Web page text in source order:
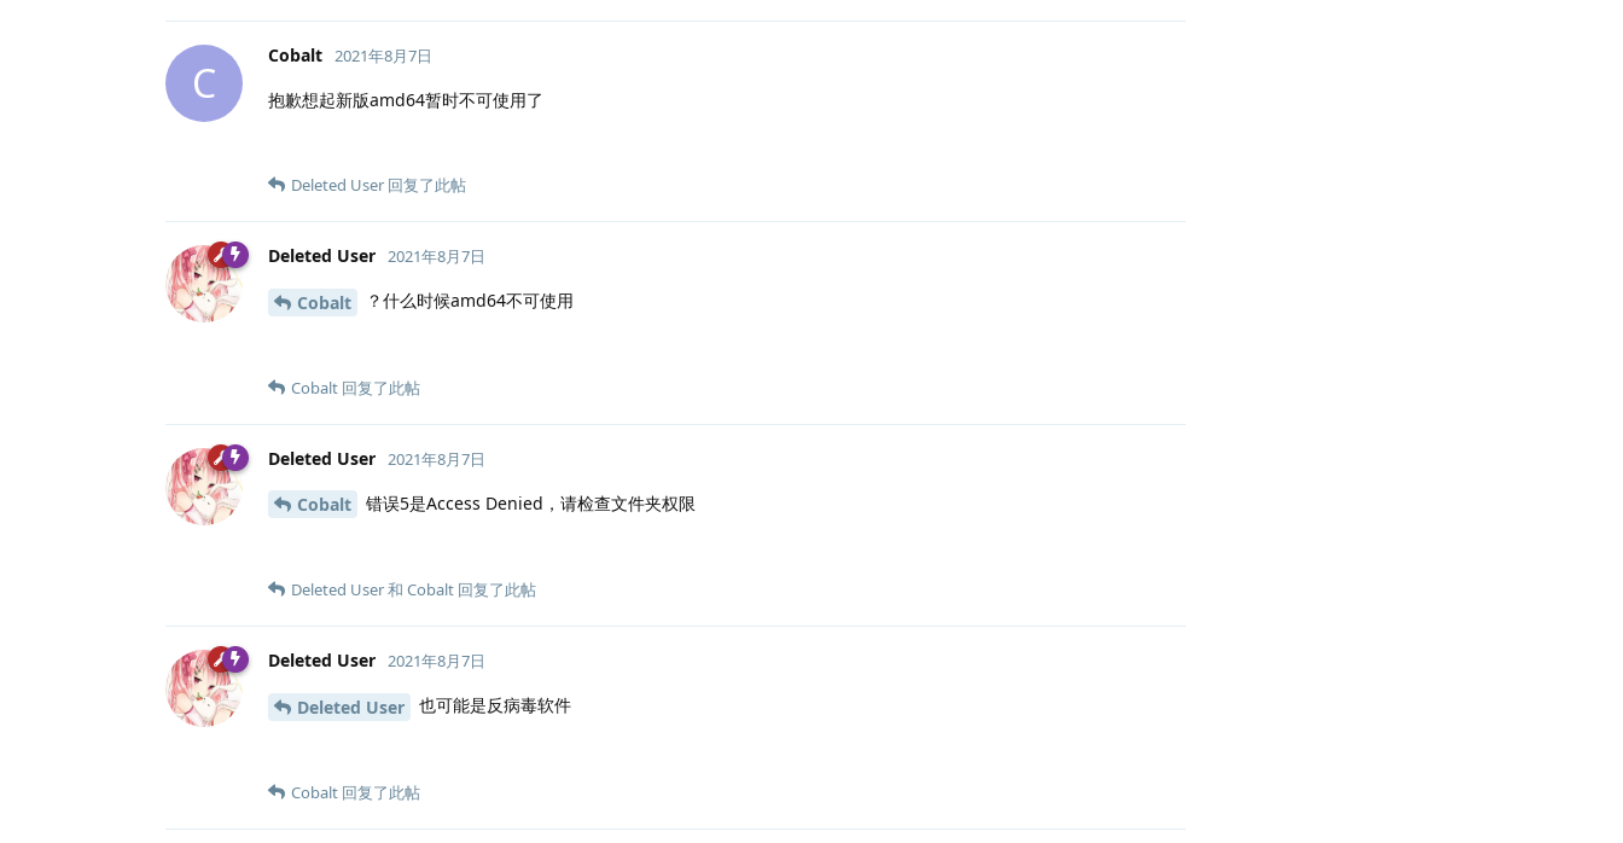
C
Cobalt 2021年8月7日
抱歉想起新版amd64暂时不可使用了
Deleted User 回复了此帖
Deleted User 2021年8月7日
Cobalt ？什么时候amd64不可使用
Cobalt 回复了此帖
Deleted User 2021年8月7日
Cobalt 错误5是Access Denied，请检查文件夹权限
Deleted User和 Cobalt 回复了此帖
Deleted User 2021年8月7日
Deleted User 也可能是反病毒软件
Cobalt 回复了此帖